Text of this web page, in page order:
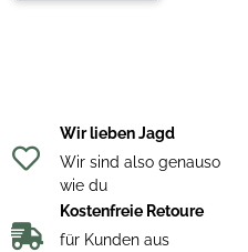
Wir lieben Jagd
Wir sind also genauso
wie du
Kostenfreie Retoure
für Kunden aus